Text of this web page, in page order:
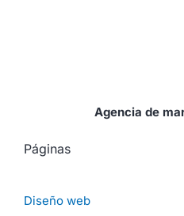
Agencia de
Páginas
Diseño web